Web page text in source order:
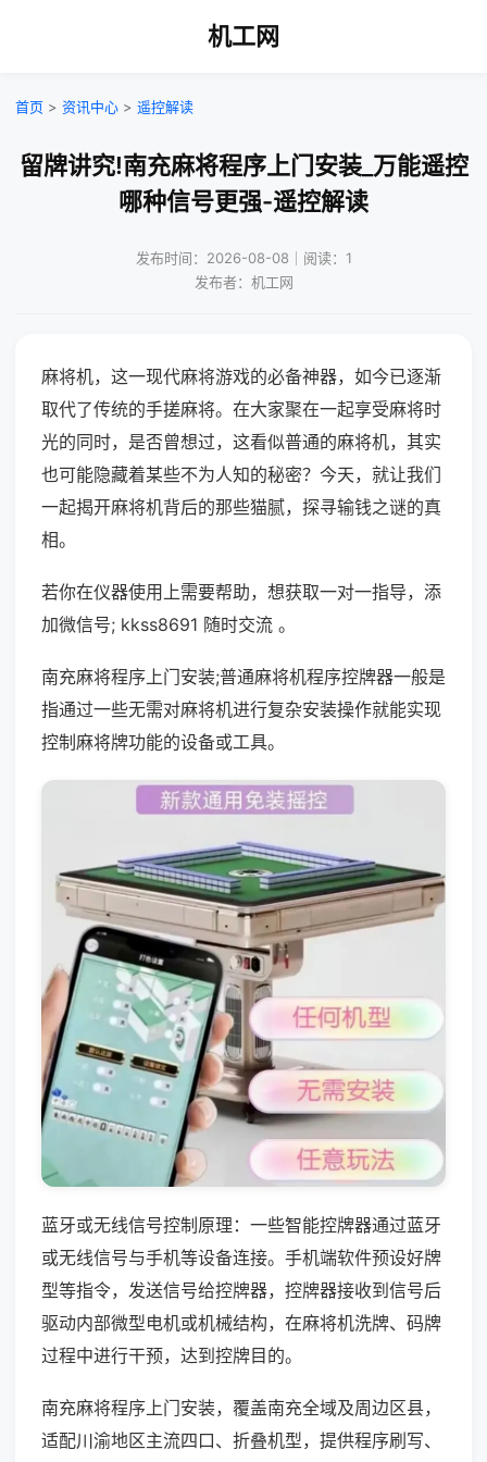
机工网
首页 > 资讯中心 > 遥控解读
留牌讲究!南充麻将程序上门安装_万能遥控
哪种信号更强-遥控解读
发布时间：2026-08-08｜阅读：1
发布者：机工网
麻将机，这一现代麻将游戏的必备神器，如今已逐渐
取代了传统的手搓麻将。在大家聚在一起享受麻将时
光的同时，是否曾想过，这看似普通的麻将机，其实
也可能隐藏着某些不为人知的秘密？今天，就让我们
一起揭开麻将机背后的那些猫腻，探寻输钱之谜的真
相。
若你在仪器使用上需要帮助，想获取一对一指导，添
加微信号; kkss8691 随时交流 。
南充麻将程序上门安装;普通麻将机程序控牌器一般是
指通过一些无需对麻将机进行复杂安装操作就能实现
控制麻将牌功能的设备或工具。
蓝牙或无线信号控制原理：一些智能控牌器通过蓝牙
或无线信号与手机等设备连接。手机端软件预设好牌
型等指令，发送信号给控牌器，控牌器接收到信号后
驱动内部微型电机或机械结构，在麻将机洗牌、码牌
过程中进行干预，达到控牌目的。
南充麻将程序上门安装，覆盖南充全域及周边区县，
适配川渝地区主流四口、折叠机型，提供程序刷写、